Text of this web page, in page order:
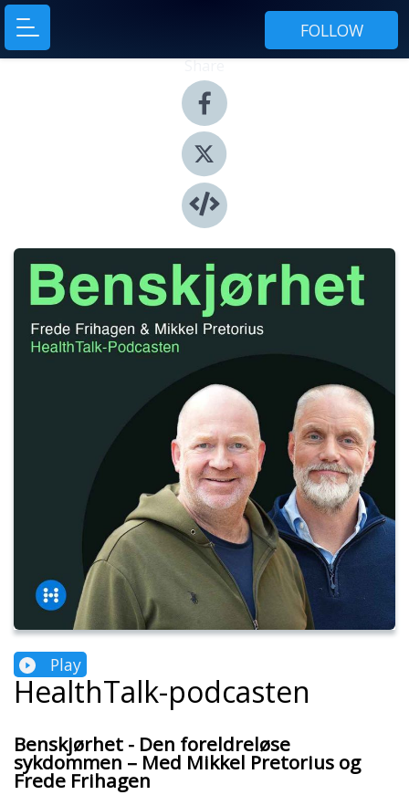
FOLLOW
Share
Play
HealthTalk-podcasten
Benskjørhet - Den foreldreløse
sykdommen – Med Mikkel Pretorius og
Frede Frihagen